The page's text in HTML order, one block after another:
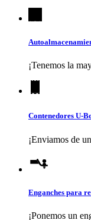
¡Tenemos la
Contenedores U-
¡Enviamos de
Enganches para
¡Ponemos un